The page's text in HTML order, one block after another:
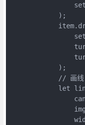
            );
            );
            // 画线
let